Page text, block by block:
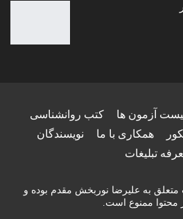
آزمون ها
کتب روانشناسی
همکاری با ما
نویسندگان
تبلیغات
متعلق به علیرضا نوربخش مقدم بوده و
محتوا ممنوع است.